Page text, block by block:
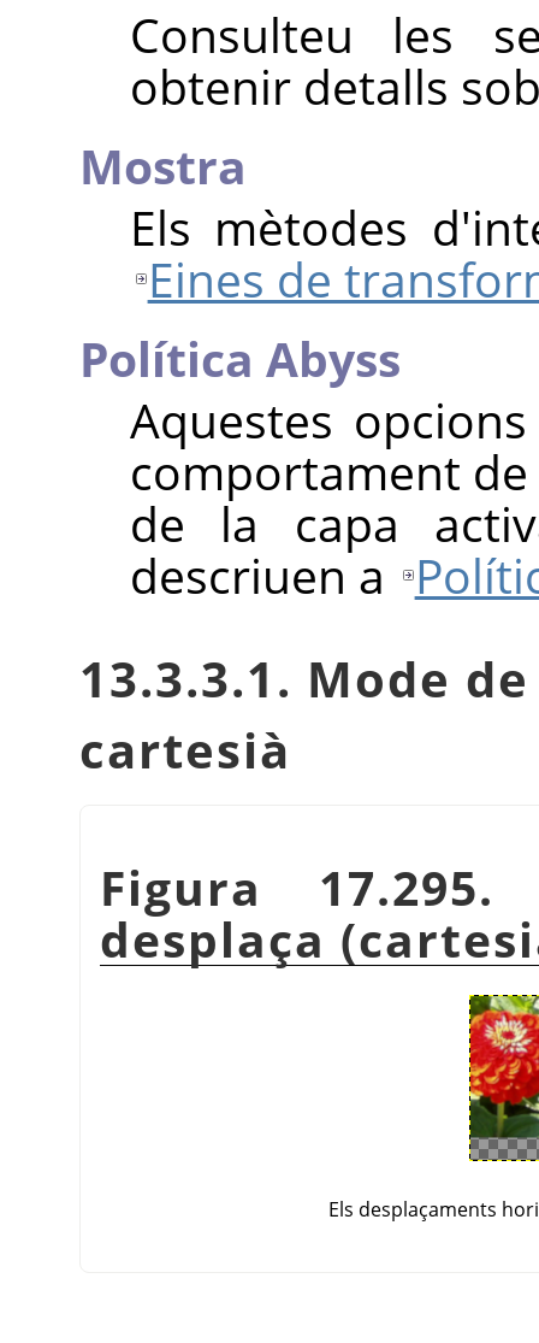
Consulteu les
obtenir detalls
Mostra
Els mètodes
Eines de
Política Abyss
Aquestes
comportament
de la capa
descriuen a
13.3.3.1. Mode
cartesià
Figura
desplaça
Els desplaçaments